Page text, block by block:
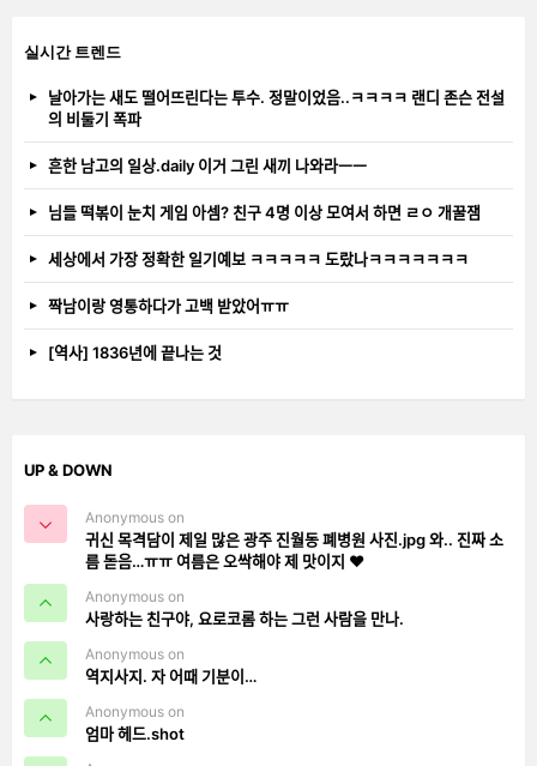
실시간 트렌드
날아가는 새도 떨어뜨린다는 투수. 정말이었음..ㅋㅋㅋㅋ 랜디 존슨 전설
의 비둘기 폭파
흔한 남고의 일상.daily 이거 그린 새끼 나와라ㅡㅡ
님들 떡볶이 눈치 게임 아셈? 친구 4명 이상 모여서 하면 ㄹㅇ 개꿀잼
세상에서 가장 정확한 일기예보 ㅋㅋㅋㅋㅋ 도랐나ㅋㅋㅋㅋㅋㅋㅋ
짝남이랑 영통하다가 고백 받았어ㅠㅠ
[역사] 1836년에 끝나는 것
UP & DOWN
Anonymous on
귀신 목격담이 제일 많은 광주 진월동 폐병원 사진.jpg 와.. 진짜 소
름 돋음…ㅠㅠ 여름은 오싹해야 제 맛이지 ❤️
Anonymous on
사랑하는 친구야, 요로코롬 하는 그런 사람을 만나.
Anonymous on
역지사지. 자 어때 기분이…
Anonymous on
엄마 헤드.shot